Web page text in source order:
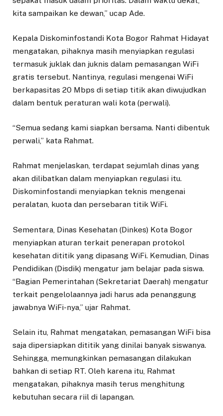
kita sampaikan ke dewan,” ucap Ade.
Kepala Diskominfostandi Kota Bogor Rahmat Hidayat
mengatakan, pihaknya masih menyiapkan regulasi
termasuk juklak dan juknis dalam pemasangan WiFi
gratis tersebut. Nantinya, regulasi mengenai WiFi
berkapasitas 20 Mbps di setiap titik akan diwujudkan
dalam bentuk peraturan wali kota (perwali).
“Semua sedang kami siapkan bersama. Nanti dibentuk
perwali,” kata Rahmat.
Rahmat menjelaskan, terdapat sejumlah dinas yang
akan dilibatkan dalam menyiapkan regulasi itu.
Diskominfostandi menyiapkan teknis mengenai
peralatan, kuota dan persebaran titik WiFi.
Sementara, Dinas Kesehatan (Dinkes) Kota Bogor
menyiapkan aturan terkait penerapan protokol
kesehatan dititik yang dipasang WiFi. Kemudian, Dinas
Pendidikan (Disdik) mengatur jam belajar pada siswa.
“Bagian Pemerintahan (Sekretariat Daerah) mengatur
terkait pengelolaannya jadi harus ada penanggung
jawabnya WiFi-nya,” ujar Rahmat.
Selain itu, Rahmat mengatakan, pemasangan WiFi bisa
saja dipersiapkan dititik yang dinilai banyak siswanya.
Sehingga, memungkinkan pemasangan dilakukan
bahkan di setiap RT. Oleh karena itu, Rahmat
mengatakan, pihaknya masih terus menghitung
kebutuhan secara riil di lapangan.